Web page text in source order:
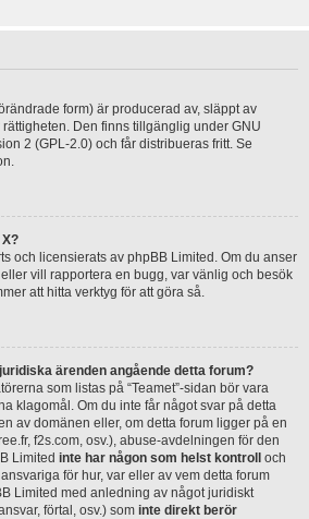
form) är producerad av, släppt av
rättigheten. Den finns tillgänglig under GNU
2 (GPL-2.0) och får distribueras fritt. Se
och licensierats av phpBB Limited. Om du anser
vill rapportera en bugg, var vänlig och besök
att hitta verktyg för att göra så.
ärenden angående detta forum?
som listas på “Teamet”-sidan bör vara
klagomål. Om du inte får något svar på detta
av domänen eller, om detta forum ligger på en
f2s.com, osv.), abuse-avdelningen för den
Limited inte har någon som helst kontroll
och
för hur, var eller av vem detta forum
Limited med anledning av något juridiskt
förtal, osv.) som inte direkt berör